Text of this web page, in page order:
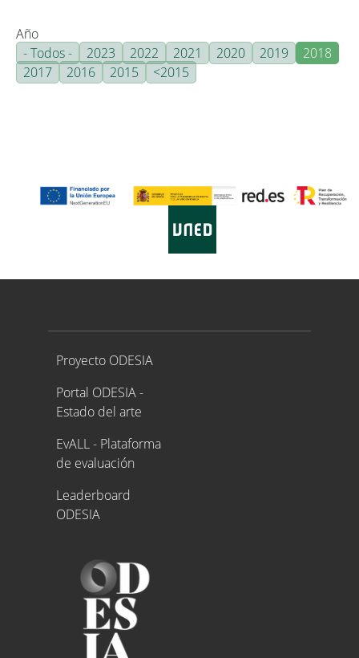
Año
- Todos -
2023 2022 2021 2020 2019
2018
2017
2016 2015 <2015
Proyecto ODESIA
Proyecto ODESIA
Portal ODESIA -
Estado del arte
EvALL - Plataforma
de evaluación
Leaderboard
ODESIA